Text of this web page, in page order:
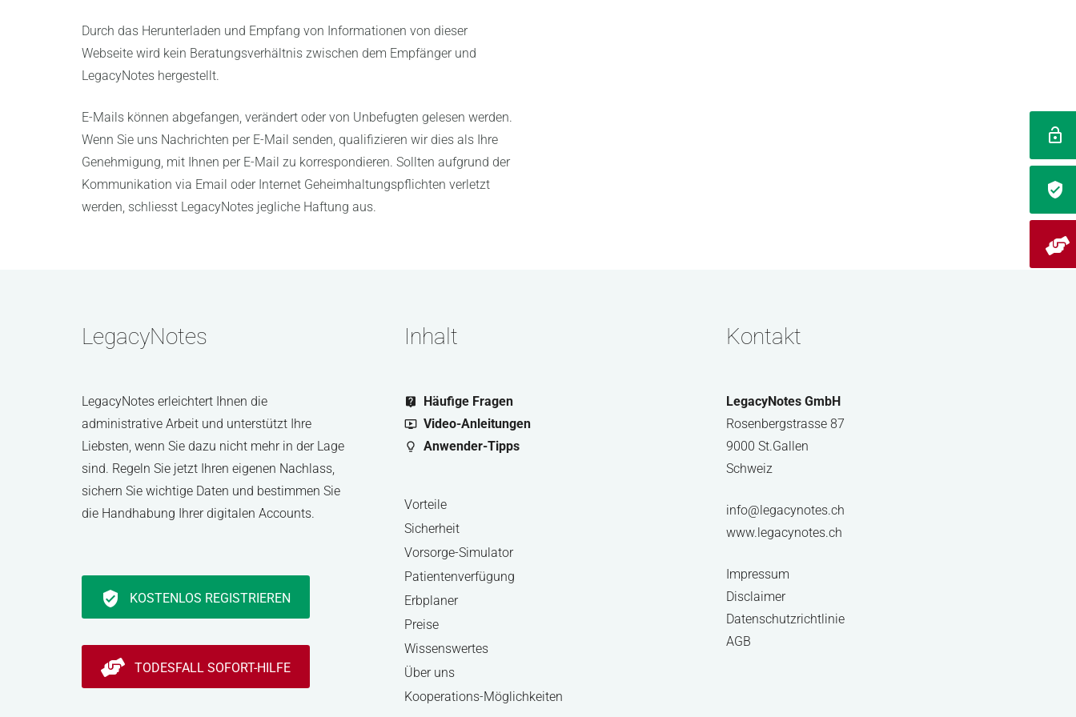
Durch das Herunterladen und Empfang von Informationen von dieser
Webseite wird kein Beratungsverhältnis zwischen dem Empfänger und
LegacyNotes hergestellt.
E-Mails können abgefangen, verändert oder von Unbefugten gelesen werden.
Wenn Sie uns Nachrichten per E-Mail senden, qualifizieren wir dies als Ihre
Genehmigung, mit Ihnen per E-Mail zu korrespondieren. Sollten aufgrund der
Kommunikation via Email oder Internet Geheimhaltungspflichten verletzt
werden, schliesst LegacyNotes jegliche Haftung aus.
LegacyNotes
LegacyNotes erleichtert Ihnen die
administrative Arbeit und unterstützt Ihre
Liebsten, wenn Sie dazu nicht mehr in der Lage
sind. Regeln Sie jetzt Ihren eigenen Nachlass,
sichern Sie wichtige Daten und bestimmen Sie
die Handhabung Ihrer digitalen Accounts.
verified_user KOSTENLOS REGISTRIEREN
TODESFALL SOFORT-HILFE
Inhalt
live_help Häufige Fragen
ondemand_video Video-Anleitungen
lightbulb_outline Anwender-Tipps
Vorteile
Sicherheit
Vorsorge-Simulator
Patientenverfügung
Erbplaner
Preise
Wissenswertes
Über uns
Kooperations-Möglichkeiten
Kontakt
LegacyNotes GmbH
Rosenbergstrasse 87
9000 St.Gallen
Schweiz
info@legacynotes.ch
www.legacynotes.ch
Impressum
Disclaimer
Datenschutzrichtlinie
AGB